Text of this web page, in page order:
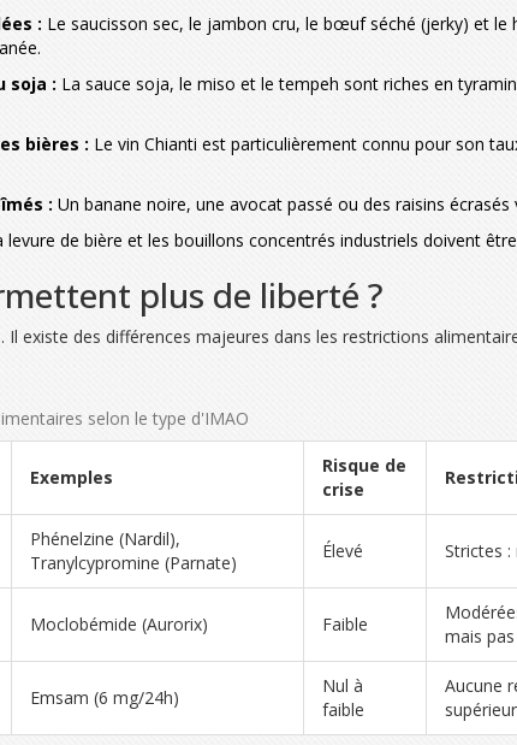
: Le saucisson sec, le jambon cru, le bœuf séché (jerky) et
soja : La sauce soja, le miso et le tempeh sont riches en
bières : Le vin Chianti est particulièrement connu pour son
: Un banane noire, une avocat passé ou des raisins
levure de bière et les bouillons concentrés industriels doivent
plus de liberté ?
Il existe des différences majeures dans les restrictions
selon le type d'IMAO
Exemples
Risque de
crise
Phénelzine (Nardil),
Tranylcypromine (Parnate)
Élevé Strictes
Moclobémide (Aurorix) Faible
mais
Emsam (6 mg/24h)
Nul à
faible
Aucune